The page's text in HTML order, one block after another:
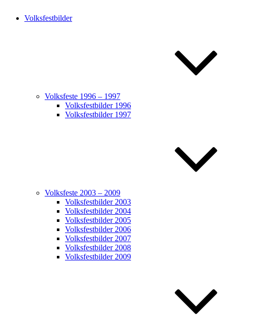
Volksfestbilder
Volksfeste 1996 – 1997
Volksfestbilder 1996
Volksfestbilder 1997
Volksfeste 2003 – 2009
Volksfestbilder 2003
Volksfestbilder 2004
Volksfestbilder 2005
Volksfestbilder 2006
Volksfestbilder 2007
Volksfestbilder 2008
Volksfestbilder 2009